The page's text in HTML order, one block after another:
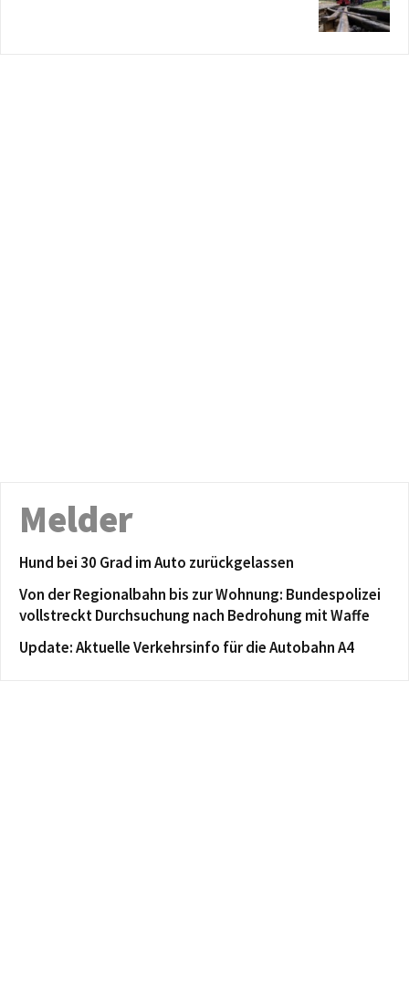
Melder
Hund bei 30 Grad im Auto zurückgelassen
Von der Regionalbahn bis zur Wohnung: Bundespolizei
vollstreckt Durchsuchung nach Bedrohung mit Waffe
Update: Aktuelle Verkehrsinfo für die Autobahn A4